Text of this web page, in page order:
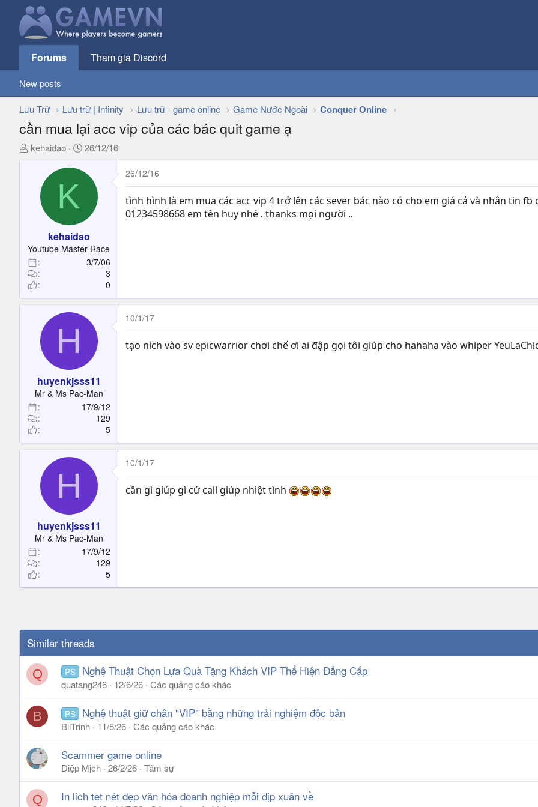
Forums Tham gia Discord
New posts
Lưu Trữ Lưu trữ | Infinity Lưu trữ - game online Game Nước Ngoài Conquer Online
cần mua lại acc vip của các bác quit game ạ
T
a
r
t
e
r
kehaidao
N
à
i
26/12/16
K
kehaidao
Youtube Master Race
3/7/06
3
0
26/12/16
tình hình là em mua các acc vip 4 trở lên các sever bác nào có cho em giá cả và nhắn tin
01234598668 em tên huy nhé . thanks mọi người ..
H
huyenkjsss11
Mr & Ms Pac-Man
17/9/12
129
5
10/1/17
tạo ních vào sv epicwarrior chơi chế ơi ai đập gọi tôi giúp cho hahaha vào whiper
H
huyenkjsss11
Mr & Ms Pac-Man
17/9/12
129
5
10/1/17
cần gì giúp gì cứ call giúp nhiệt tình
Similar threads
Q PS Nghệ Thuật Chọn Lựa Quà Tặng Khách VIP Thể Hiện Đẳng Cấp
quatang246 12/6/26 Các quảng cáo khác
B PS Nghệ thuật giữ chân "VIP" bằng những trải nghiệm độc bản
BiiTrinh 11/5/26 Các quảng cáo khác
Scammer game online
Diệp Mịch 26/2/26 Tâm sự
Q In lich tet nét đẹp văn hóa doanh nghiệp mỗi dịp xuân về